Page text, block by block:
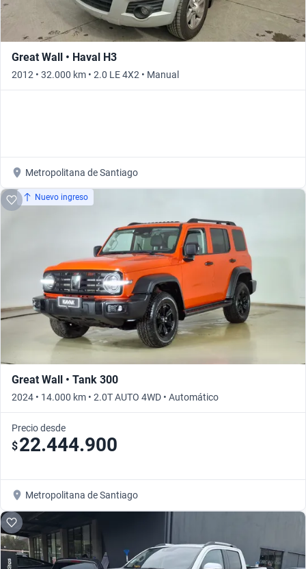
Great Wall • Haval H3
2012 • 32.000 km • 2.0 LE 4X2 • Manual
Metropolitana de Santiago
Nuevo ingreso
Great Wall • Tank 300
2024 • 14.000 km • 2.0T AUTO 4WD • Automático
Precio desde
$22.444.900
Metropolitana de Santiago